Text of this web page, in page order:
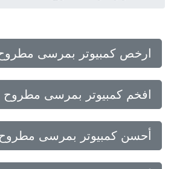
ارخص كمبيوتر بمرسى مطروح
افخم كمبيوتر بمرسى مطروح
أحسن كمبيوتر بمرسى مطروح